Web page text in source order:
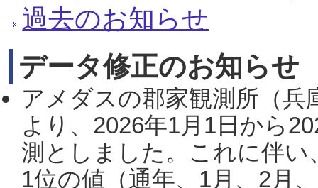
過去のお知らせ
データ修正のお知らせ
アメダスの郡家観測所（
より、2026年1月1日から
測としました。これに伴い
1位の値（通年、1月、2月